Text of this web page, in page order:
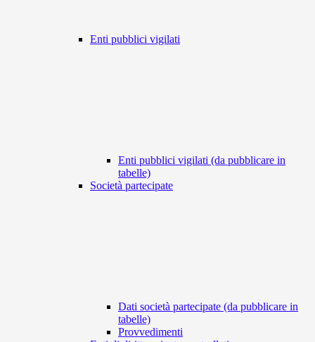
Enti pubblici vigilati
Enti pubblici vigilati (da pubblicare in
tabelle)
Società partecipate
Dati società partecipate (da pubblicare in
tabelle)
Provvedimenti